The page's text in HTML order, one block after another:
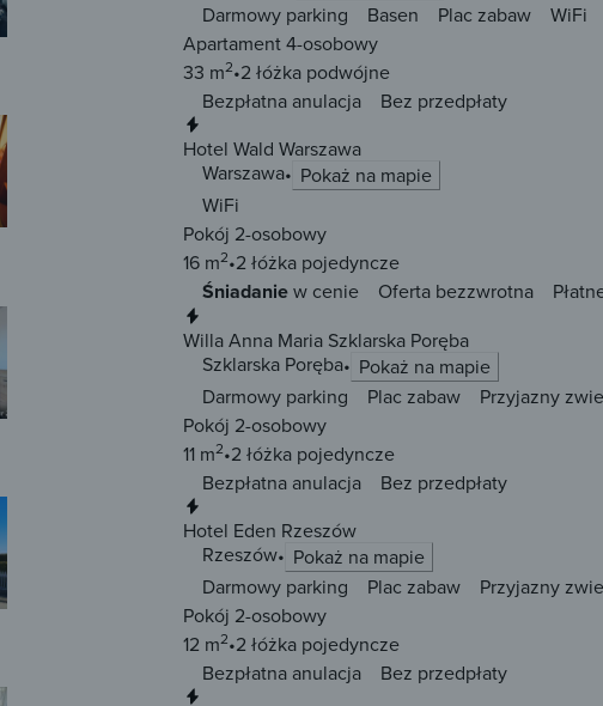
Darmowy parking Basen Plac zabaw
WiFi
Apartament 4-osobowy
33 m2 2 łóżka podwójne
Bezpłatna anulacja
Bez przedpłaty
Hotel Wald Warszawa
Warszawa
Pokaż na mapie
WiFi
Pokój 2-osobowy
16 m2 2 łóżka pojedyncze
Śniadaniew cenie Oferta bezzwrotna
Willa Anna Maria Szklarska Poręba
Szklarska Poręba
Pokaż na mapie
Darmowy parking Plac zabaw Przyjazny
Pokój 2-osobowy
11 m2 2 łóżka pojedyncze
Bezpłatna anulacja
Bez przedpłaty
Hotel Eden Rzeszów
Rzeszów
Pokaż na mapie
Darmowy parking Plac zabaw Przyjazny
Pokój 2-osobowy
12 m2 2 łóżka pojedyncze
Bezpłatna anulacja
Bez przedpłaty